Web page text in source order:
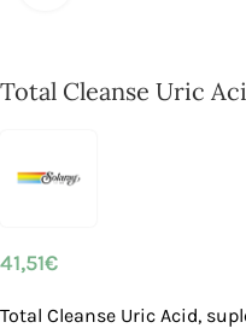
Total Cleanse Uric
41,51€
Total Cleanse Uric Acid,